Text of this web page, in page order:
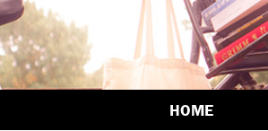
HOME